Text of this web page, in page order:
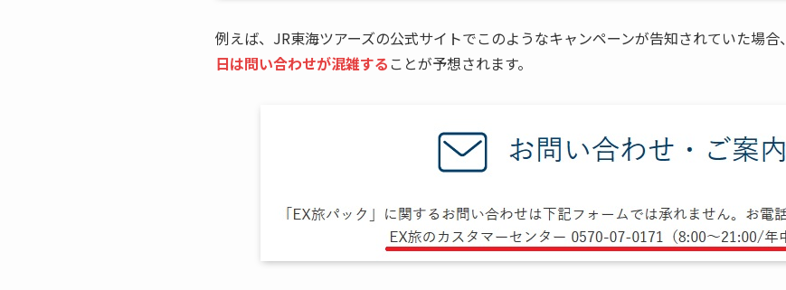
例えば、JR東海ツアーズの公式サイトでこのようなキャンペーンが告知されていた場合、
日は問い合わせが混雑する ことが予想されます。